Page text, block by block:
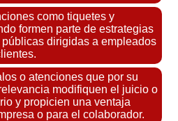
como tiquetes y
formen parte de estrategias
dirigidas a empleados
o atenciones que por su
modifiquen el juicio o
y propicien una ventaja
o para el colaborador.